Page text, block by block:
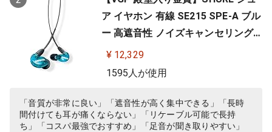
ア イヤホン 有線 SE215 SPE-A ブル
ー 高遮音性 ノイズキャンセリング
ゲーム ゲーミング スペシャルエデ
ィション カナル型 ワイヤレス変換
様 低音強化 配信 音楽 オーディオリ
スニング レコーディング 録音…
¥ 12,329
1595人が使用
「音質が非常に良い」「遮音性が高く集中できる」「長時
間付けても耳が痛くならない」「リケーブル可能で長持
ち」「コスパ最強でおすすめ」「足音が聞き取りやすい」